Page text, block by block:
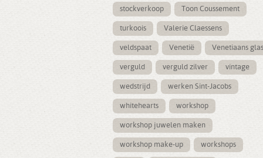
stockverkoop Toon Coussement
turkoois Valerie Claessens
veldspaat Venetië Venetiaans glas
verguld verguld zilver vintage
wedstrijd werken Sint-Jacobs
whitehearts workshop
workshop juwelen maken
workshop make-up workshops